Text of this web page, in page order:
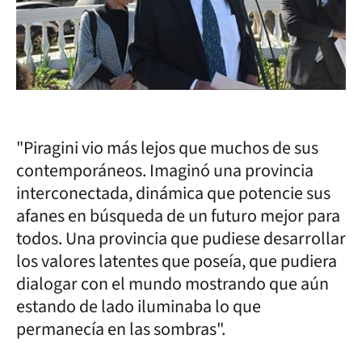
"Piragini vio más lejos que muchos de sus
contemporáneos. Imaginó una provincia
interconectada, dinámica que potencie sus
afanes en búsqueda de un futuro mejor para
todos. Una provincia que pudiese desarrollar
los valores latentes que poseía, que pudiera
dialogar con el mundo mostrando que aún
estando de lado iluminaba lo que
permanecía en las sombras".